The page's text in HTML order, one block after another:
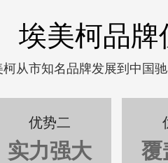
埃美柯品牌
柯从市知名品牌发展到中国
优势二
实力强大 覆